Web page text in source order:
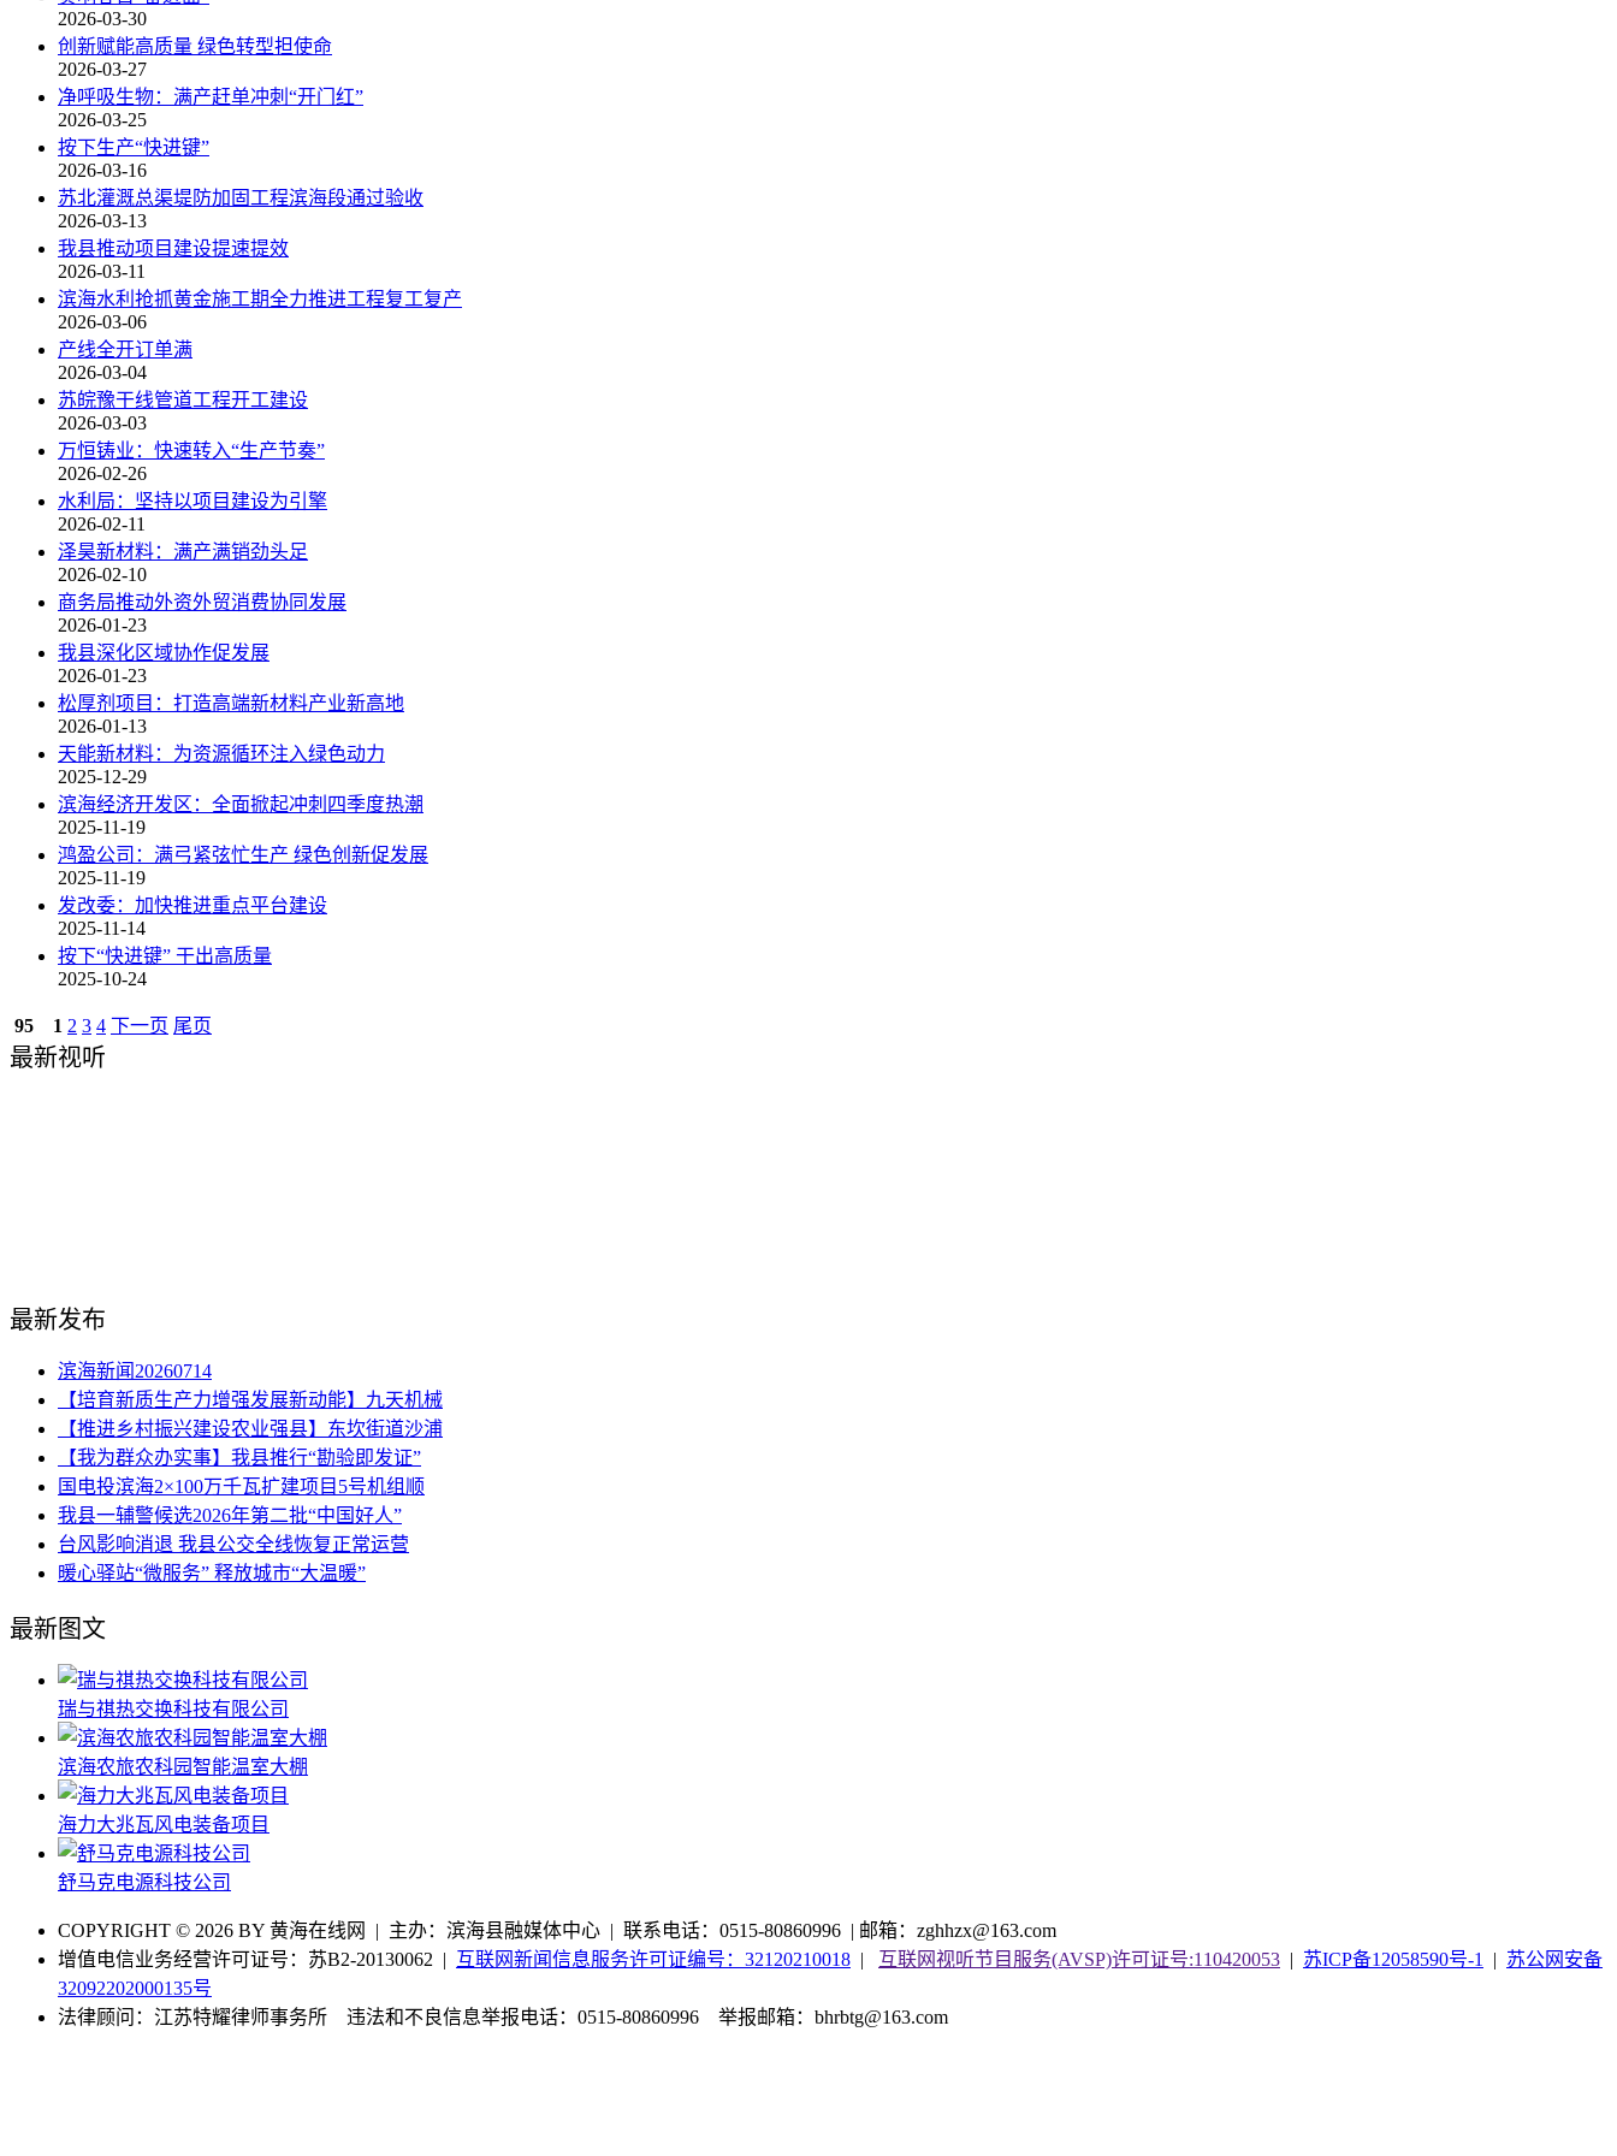
2026-03-30
创新赋能高质量 绿色转型担使命
2026-03-27
净呼吸生物：满产赶单冲刺“开门红”
2026-03-25
按下生产“快进键”
2026-03-16
苏北灌溉总渠堤防加固工程滨海段通过验收
2026-03-13
我县推动项目建设提速提效
2026-03-11
滨海水利抢抓黄金施工期全力推进工程复工复产
2026-03-06
产线全开订单满
2026-03-04
苏皖豫干线管道工程开工建设
2026-03-03
万恒铸业：快速转入“生产节奏”
2026-02-26
水利局：坚持以项目建设为引擎
2026-02-11
泽昊新材料：满产满销劲头足
2026-02-10
商务局推动外资外贸消费协同发展
2026-01-23
我县深化区域协作促发展
2026-01-23
松厚剂项目：打造高端新材料产业新高地
2026-01-13
天能新材料：为资源循环注入绿色动力
2025-12-29
滨海经济开发区：全面掀起冲刺四季度热潮
2025-11-19
鸿盈公司：满弓紧弦忙生产 绿色创新促发展
2025-11-19
发改委：加快推进重点平台建设
2025-11-14
按下“快进键” 干出高质量
2025-10-24
95 1 2 3 4 下一页 尾页
最新视听
最新发布
滨海新闻20260714
【培育新质生产力增强发展新动能】九天机械
【推进乡村振兴建设农业强县】东坎街道沙浦
【我为群众办实事】我县推行“勘验即发证”
国电投滨海2×100万千瓦扩建项目5号机组顺
我县一辅警候选2026年第二批“中国好人”
台风影响消退 我县公交全线恢复正常运营
暖心驿站“微服务” 释放城市“大温暖”
最新图文
瑞与祺热交换科技有限公司
滨海农旅农科园智能温室大棚
海力大兆瓦风电装备项目
舒马克电源科技公司
COPYRIGHT © 2026 BY 黄海在线网 | 主办：滨海县融媒体中心 | 联系电话：0515-80860996 | 邮箱：zghhzx@163.com
增值电信业务经营许可证号：苏B2-20130062 | 互联网新闻信息服务许可证编号：32120210018 | 互联网视听节目服务(AVSP)许可证号:110420053 | 苏ICP备12058590号-1 | 苏公网安备
32092202000135号
法律顾问：江苏特耀律师事务所
违法和不良信息举报电话：0515-80860996 举报邮箱：bhrbtg@163.com